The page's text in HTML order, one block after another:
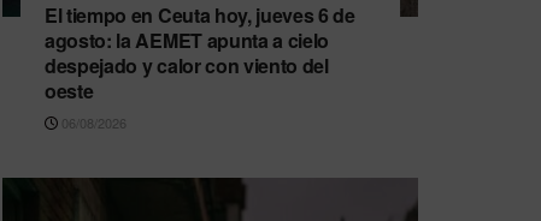
El tiempo en Ceuta hoy, jueves 6 de
agosto: la AEMET apunta a cielo
despejado y calor con viento del
oeste
06/08/2026